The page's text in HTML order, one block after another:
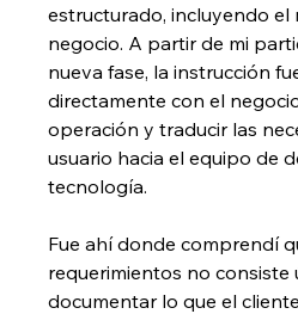
estructurado, incluyendo el
negocio. A partir de mi
nueva fase, la instrucción
directamente con el
operación y traducir las
usuario hacia el equipo de
tecnología.
Fue ahí donde comprendí
requerimientos no consiste
documentar lo que el